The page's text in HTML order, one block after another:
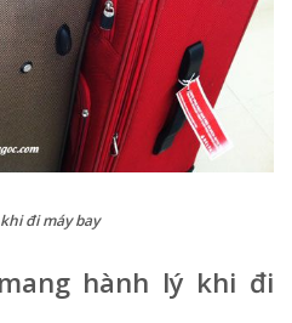
đi máy bay
hành lý khi đi